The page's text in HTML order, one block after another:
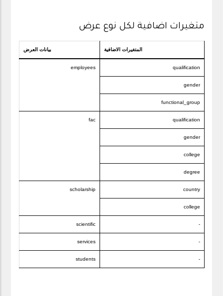
متغيرات اضافية لكل نوع عرض
المتغيرات الاضافية بيانات العرض
qualification
employees
gender
functional_group
qualification
fac
gender
college
degree
country
scholarship
college
-
scientific
-
services
-
students